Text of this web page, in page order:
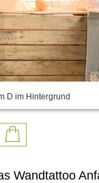
D im Hintergrund
Wandtattoo